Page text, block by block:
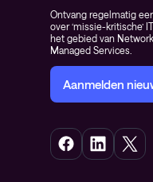
Ontvang regelmatig
over ‘missie-kritische’
het gebied van
Managed Services.
Aanmelden